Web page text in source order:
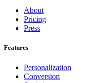
About
Pricing
Press
Features
Personalization
Conversion